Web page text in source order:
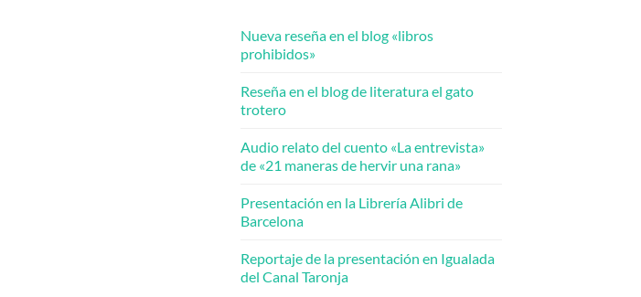
Nueva reseña en el blog «libros
prohibidos»
Reseña en el blog de literatura el gato
trotero
Audio relato del cuento «La entrevista»
de «21 maneras de hervir una rana»
Presentación en la Librería Alibri de
Barcelona
Reportaje de la presentación en Igualada
del Canal Taronja